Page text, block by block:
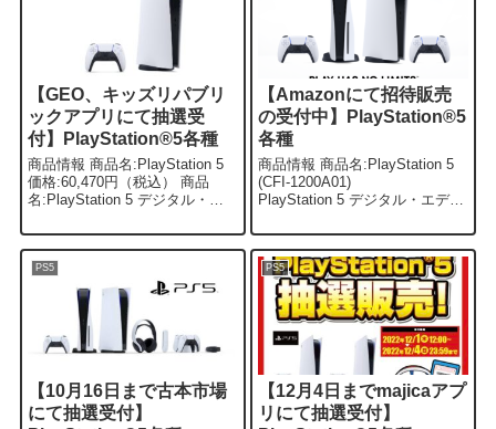
【GEO、キッズリパブリ
ックアプリにて抽選受
付】PlayStation®5各種
商品情報 商品名:PlayStation 5
価格:60,470円（税込） 商品
名:PlayStation 5 デジタル・エ
込） 商品名:PlayStation 5...
【Amazonにて招待販売
の受付中】PlayStation®5
各種
商品情報 商品名:PlayStation 5
(CFI-1200A01)
PlayStation 5 デジタル・エディ
日:2022年9月15日 価格:60,47...
PS5
【10月16日まで古本市場
にて抽選受付】
PS5
【12月4日までmajicaアプ
リにて抽選受付】